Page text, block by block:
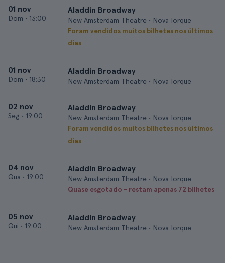
01 nov
Dom • 13:00
Aladdin Broadway
New Amsterdam Theatre • Nova Iorque
Foram vendidos muitos bilhetes nos últimos
dias
01 nov
Dom • 18:30
Aladdin Broadway
New Amsterdam Theatre • Nova Iorque
02 nov
Seg • 19:00
Aladdin Broadway
New Amsterdam Theatre • Nova Iorque
Foram vendidos muitos bilhetes nos últimos
dias
04 nov
Qua • 19:00
Aladdin Broadway
New Amsterdam Theatre • Nova Iorque
Quase esgotado - restam apenas 72 bilhetes
05 nov
Qui • 19:00
Aladdin Broadway
New Amsterdam Theatre • Nova Iorque